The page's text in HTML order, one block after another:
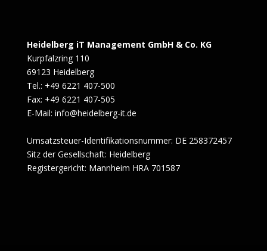
Heidelberg iT Management GmbH & Co. KG
Kurpfalzring 110
69123 Heidelberg
Tel.: +49 6221 407-500
Fax: +49 6221 407-505
E-Mail: info@heidelberg-it.de
Umsatzsteuer-Identifikationsnummer: DE 258372457
Sitz der Gesellschaft: Heidelberg
Registergericht: Mannheim HRA 701587